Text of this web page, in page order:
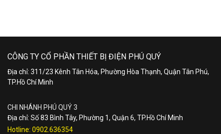
CÔNG TY CỔ PHẦN THIẾT BỊ ĐIỆN PHÚ QUÝ
Địa chỉ: 311/23 Kênh Tân Hóa, Phường Hòa Thạnh, Quận Tân Phú,
TP.Hồ Chí Minh
CHI NHÁNH PHÚ QUÝ 3
Địa chỉ: Số 83 Bình Tây, Phường 1, Quận 6, TP.Hồ Chí Minh
Hotline: 0902.636354